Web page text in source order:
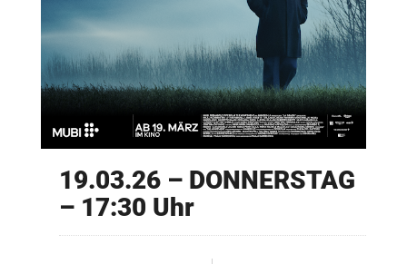
19.03.26 – DONNERSTAG
– 17:30 Uhr